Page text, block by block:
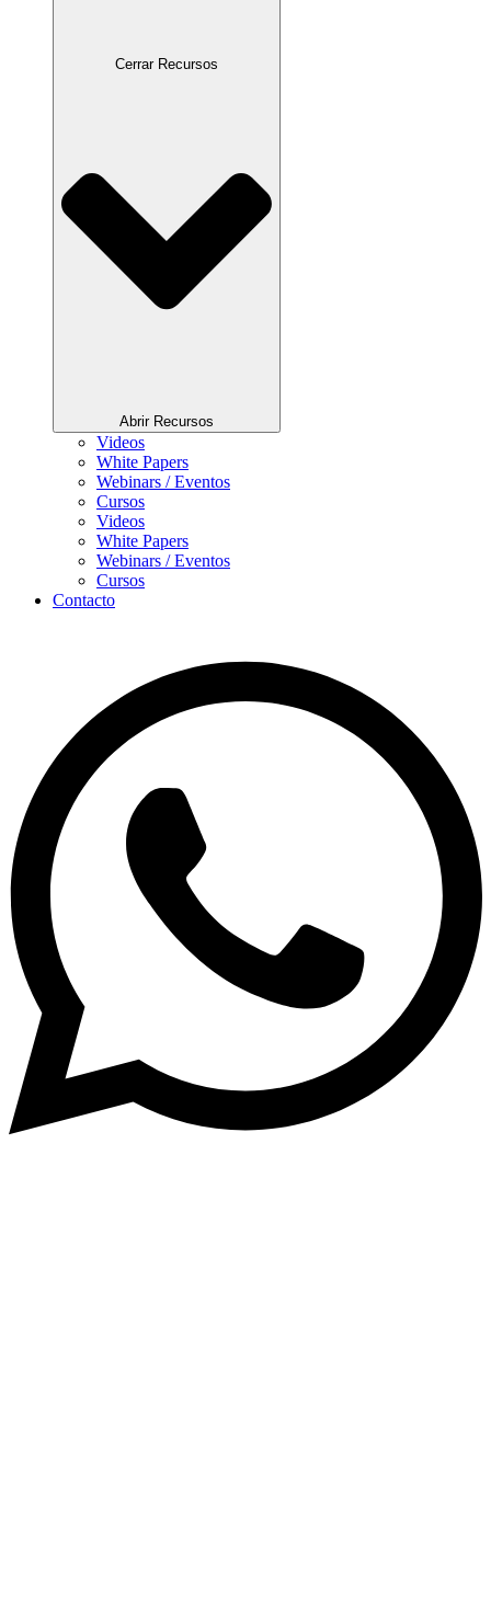
Cerrar Recursos
Abrir Recursos
Videos
White Papers
Webinars / Eventos
Cursos
Videos
White Papers
Webinars / Eventos
Cursos
Contacto